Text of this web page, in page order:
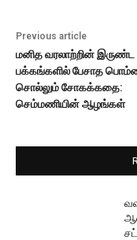
Previous article
மனித வரலாற்றின் இருண்ட
பக்கங்களில் பேசாத
சொல்லும் சோகக்கதை:
செம்மணியின் ஆழங்கள்